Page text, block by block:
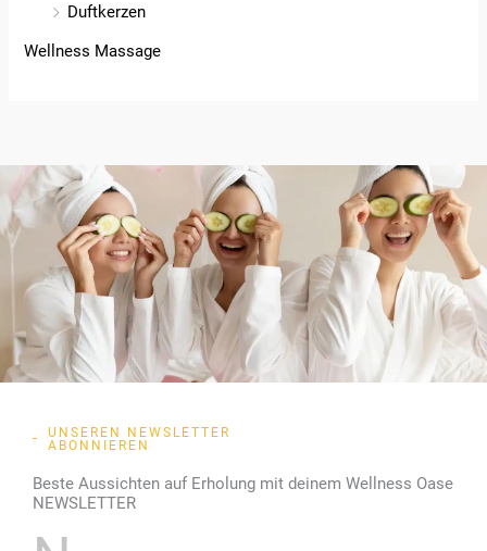
Duftkerzen
Wellness Massage
UNSEREN NEWSLETTER
ABONNIEREN
Beste Aussichten auf Erholung mit deinem Wellness Oase
NEWSLETTER